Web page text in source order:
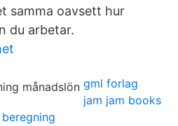
samma oavsett hur
du arbetar.
gml forlag
jam jam books